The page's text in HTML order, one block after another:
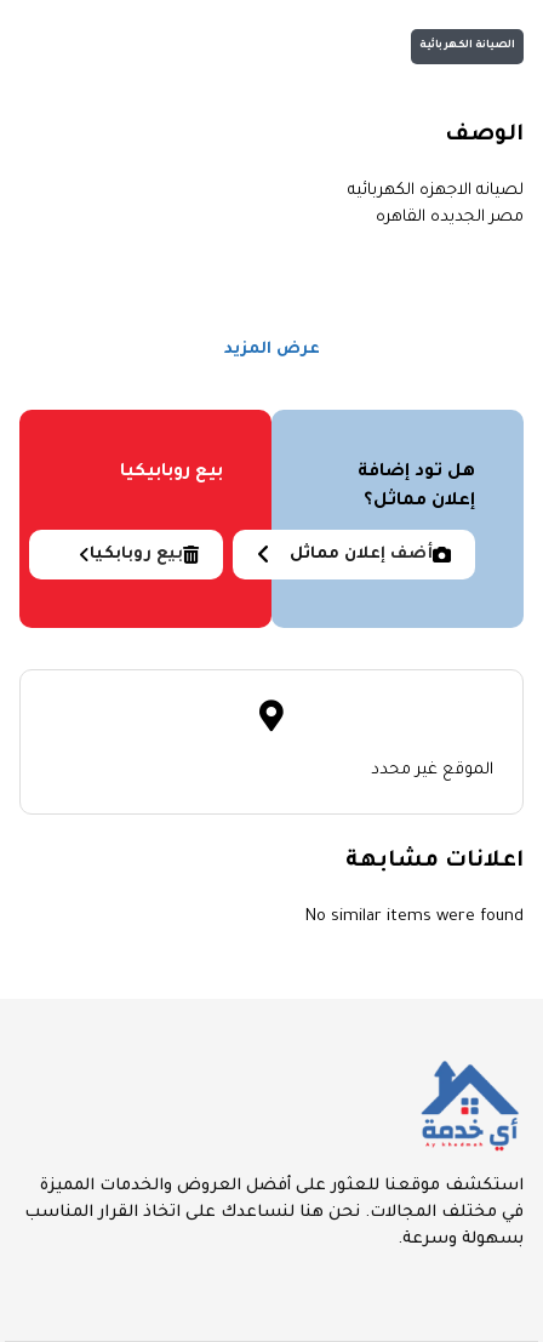
الصيانة الكهربائية
الوصف
لصيانه الاجهزه الكهربائيه
مصر الجديده القاهره
عرض المزيد
هل تود إضافة
إعلان مماثل؟
أضف إعلان مماثل
بيع روبابيكيا
بيع روبابكيا
الموقع غير محدد
اعلانات مشابهة
No similar items were found
استكشف موقعنا للعثور على أفضل العروض والخدمات المميزة
في مختلف المجالات. نحن هنا لنساعدك على اتخاذ القرار المناسب
بسهولة وسرعة.